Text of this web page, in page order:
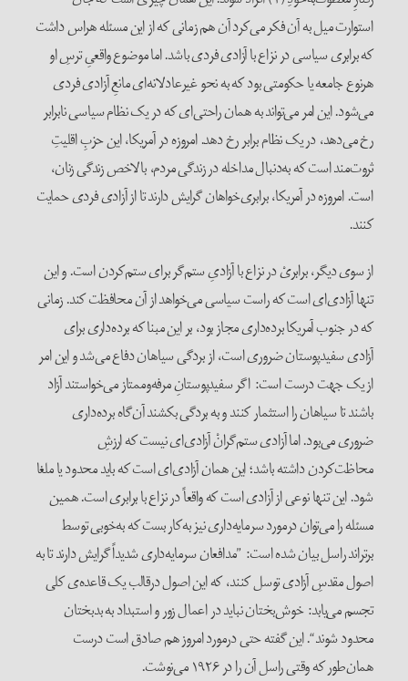
استوارت میل به آن فکر می‌کرد آن هم زمانی که از این مسئله هراس داشت
که برابری سیاسی در نزاع با آزادی فردی باشد. اما موضوع واقعیِ ترسِ او
هر‌نوع جامعه یا حکومتی بود که به نحو غیر‌عادلانه‌ای مانعِ آزادی فردی
می‌شود. این امر می‌تواند به همان راحتی‌ای که در یک نظام سیاسی نا‌برابر
رخ می‌دهد، در یک نظام برابر رخ دهد. امروزه در آمریکا، این حزبِ اقلیتِ
ثروت‌مند است که به‌دنبال مداخله در زندگی مردم، بالاخص زندگی زنان،
است. امروزه در آمریکا، برابری‌خواهان گرایش دارند تا از آزادی فردی حمایت
کنند.
از سوی دیگر، برابریْ در نزاع با آزادیِ ستم‌گر برای ستم‌کردن است. و این
تنها آزادی‌ای است که راست سیاسی می‌خواهد از آن محافظت کند. زمانی
که در جنوب آمریکا برده‌داری مجاز بود، بر این مبنا که برده‌داری برای
آزادی سفید‌پوستان ضروری است، از بردگی سیاهان دفاع می‌شد و این امر
از یک جهت درست است: اگر سفید‌پوستانِ مرفه‌و‌ممتاز می‌خواستند آزاد
باشند تا سیاهان را استثمار کنند و به بردگی بکشند آن‌گاه برده‌داری
ضروری می‌بود. اما آزادی ستم‌گرانْ آزادی‌ای نیست که ارزشِ
محاظت‌کردن داشته باشد؛ این همان آزادی‌ای است که باید محدود یا ملغا
شود. این تنها نوعی از آزادی‌ است که واقعاً در نزاع با برابری است. همین
مسئله را می‌توان در‌مورد سرمایه‌داری نیز به‌کار بست که به‌خوبی توسط
برتراند راسل بیان شده است: ”مدافعان سرمایه‌داری شدیداً گرایش دارند تا به
اصول مقدسِ آزادی توسل کنند، که این اصول در‌قالب یک قاعده‌ی کلی
تجسم می‌یابد: خوش‌بختان نباید در اعمال زور و استبداد به بد‌بختان
محدود شوند“. این گفته حتی در‌مورد امروز هم صادق است درست
همان‌طور که وقتی راسل آن را در ۱۹۲۶ می‌نوشت.